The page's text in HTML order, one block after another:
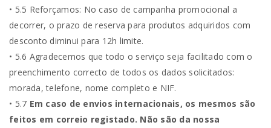
• 5.5 Reforçamos: No caso de campanha promocional a
decorrer, o prazo de reserva para produtos adquiridos com
desconto diminui para 12h limite.
• 5.6 Agradecemos que todo o serviço seja facilitado com o
preenchimento correcto de todos os dados solicitados:
morada, telefone, nome completo e NIF.
• 5.7 Em caso de envios internacionais, os mesmos são
feitos em correio registado. Não são da nossa